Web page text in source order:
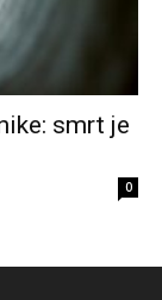
smrt je
0